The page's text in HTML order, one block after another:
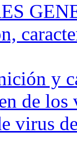
y
de los
virus